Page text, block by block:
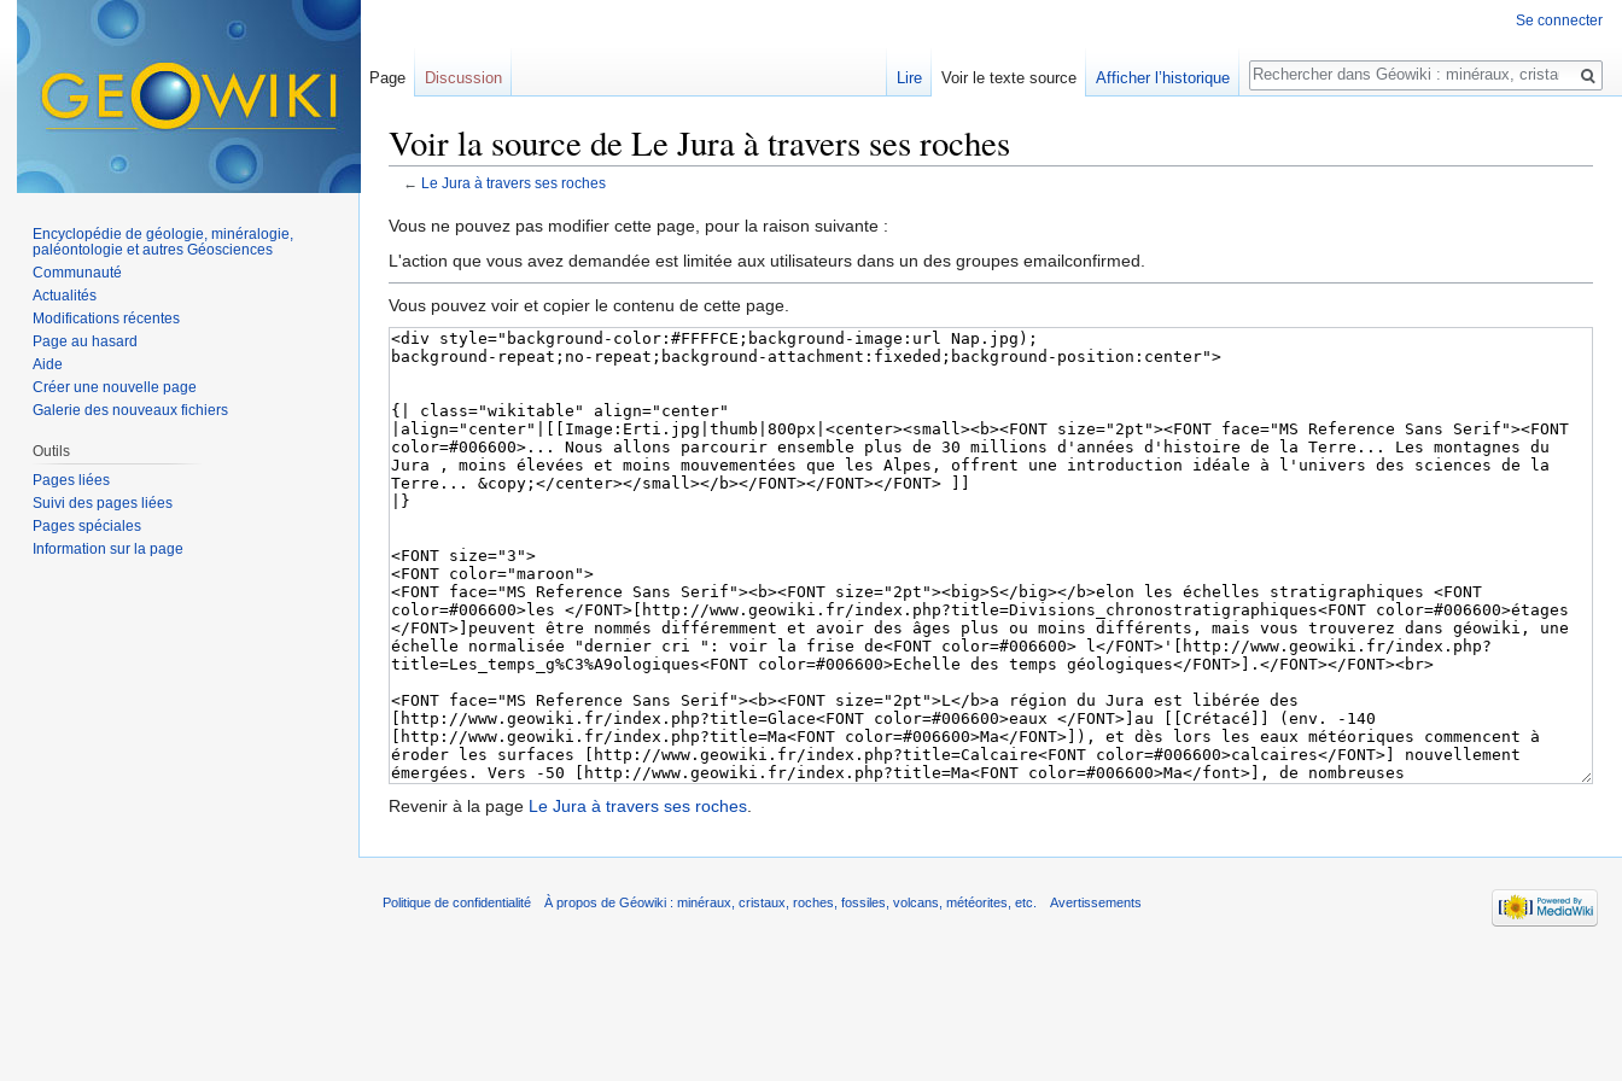
Voir la source de Le Jura à travers ses roches
← Le Jura à travers ses roches
Vous ne pouvez pas modifier cette page, pour la raison suivante :
L'action que vous avez demandée est limitée aux utilisateurs dans un des groupes emailconfirmed.
Vous pouvez voir et copier le contenu de cette page.
Revenir à la page Le Jura à travers ses roches.
Se connecter
Page Discussion Lire Voir le texte source Afficher l’historique
Rechercher
Encyclopédie de géologie, minéralogie,
paléontologie et autres Géosciences
Communauté
Actualités
Modifications récentes
Page au hasard
Aide
Créer une nouvelle page
Galerie des nouveaux fichiers
Outils
Pages liées
Suivi des pages liées
Pages spéciales
Information sur la page
Politique de confidentialité À propos de Géowiki : minéraux, cristaux, roches, fossiles, volcans, météorites, etc. Avertissements